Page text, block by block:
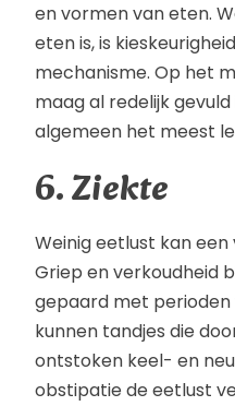
en vormen van eten.
eten is, is
mechanisme. Op het
maag al redelijk
algemeen het meest
6. Ziekte
Weinig eetlust kan
Griep en verkoudheid
gepaard met
kunnen tandjes die
ontstoken keel- en
obstipatie de eetlust